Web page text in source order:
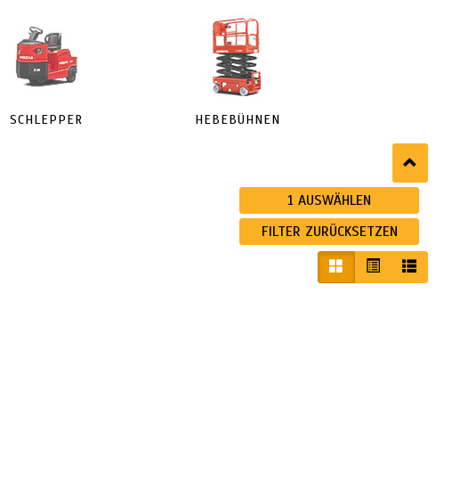
SCHLEPPER HEBEBÜHNEN
1AUSWÄHLEN
FILTER ZURÜCKSETZEN